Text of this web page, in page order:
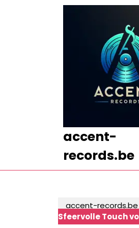
accent-
records.be
accent-records.be
Sfeervolle Touch